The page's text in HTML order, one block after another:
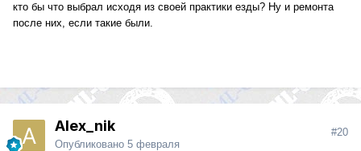
кто бы что выбрал исходя из своей практики езды? Ну и ремонта
после них, если такие были.
Alex_nik
Опубликовано 5 февраля
#20